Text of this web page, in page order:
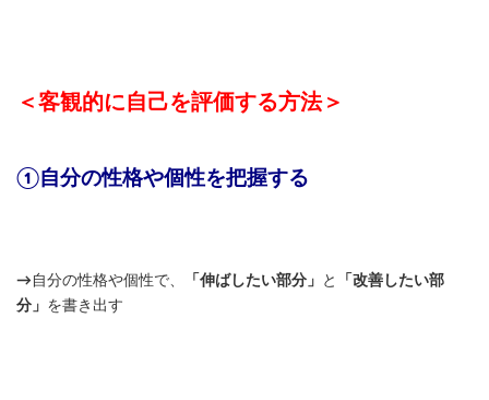
＜客観的に自己を評価する方法＞
①自分の性格や個性を把握する
→ 自分の性格や個性で、 「伸ばしたい部分」 と
「改善したい部
分」 を書き出す